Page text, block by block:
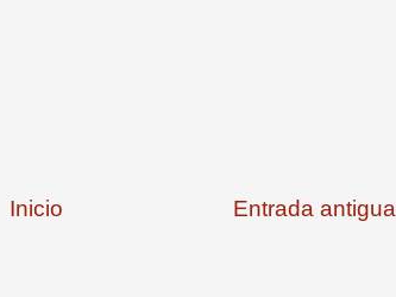
Entrada antigua
Inicio